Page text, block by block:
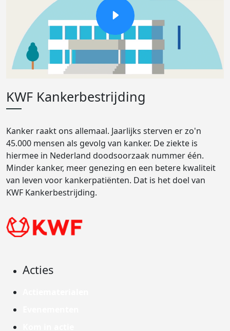
KWF Kankerbestrijding
Kanker raakt ons allemaal. Jaarlijks sterven er zo'n
45.000 mensen als gevolg van kanker. De ziekte is
hiermee in Nederland doodsoorzaak nummer één.
Minder kanker, meer genezing en een betere kwaliteit
van leven voor kankerpatiënten. Dat is het doel van
KWF Kankerbestrijding.
Acties